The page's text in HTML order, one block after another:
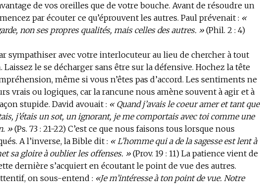
de vos oreilles que de votre bouche. Avant de résoudre un
par écouter ce qu’éprouvent les autres. Paul prévenait : «
non ses propres qualités, mais celles des autres. » (Phil. 2 : 4)
sympathiser avec votre interlocuteur au lieu de chercher à tout
le se décharger sans être sur la défensive. Hochez la tête
même si vous n’êtes pas d’accord. Les sentiments ne
vrais ou logiques, car la rancune nous amène souvent à agir et à
stupide. David avouait : « Quand j’avais le coeur amer et tant que
j’étais un sot, un ignorant, je me comportais avec toi comme une
» (Ps. 73 : 21-22) C’est ce que nous faisons tous lorsque nous
A l’inverse, la Bible dit : « L’homme qui a de la sagesse est lent à
sa gloire à oublier les offenses. » (Prov. 19 : 11) La patience vient de
dernière s’acquiert en écoutant le point de vue des autres.
on sous-entend : «Je m’intéresse à ton point de vue. Notre